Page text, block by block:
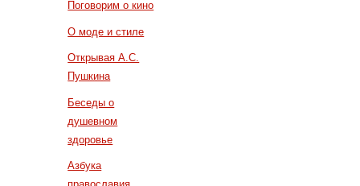
Поговорим о кино
О моде и стиле
Открывая А.С.
Пушкина
Беседы о
душевном
здоровье
Азбука